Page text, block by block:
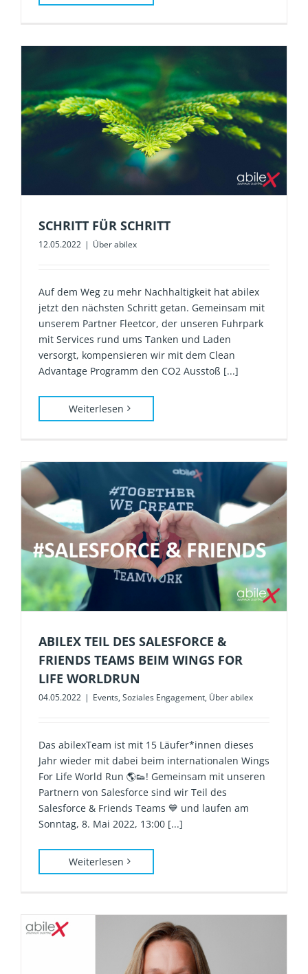
SCHRITT FÜR SCHRITT
12.05.2022 | Über abilex
Auf dem Weg zu mehr Nachhaltigkeit hat abilex
jetzt den nächsten Schritt getan. Gemeinsam mit
unserem Partner Fleetcor, der unseren Fuhrpark
mit Services rund ums Tanken und Laden
versorgt, kompensieren wir mit dem Clean
Advantage Programm den CO2 Ausstoß [...]
Weiterlesen
ABILEX TEIL DES SALESFORCE &
FRIENDS TEAMS BEIM WINGS FOR
LIFE WORLDRUN
04.05.2022 | Events, Soziales Engagement, Über abilex
Das abilexTeam ist mit 15 Läufer*innen dieses
Jahr wieder mit dabei beim internationalen Wings
For Life World Run 🌎👟! Gemeinsam mit unseren
Partnern von Salesforce sind wir Teil des
Salesforce & Friends Teams 💙 und laufen am
Sonntag, 8. Mai 2022, 13:00 [...]
Weiterlesen